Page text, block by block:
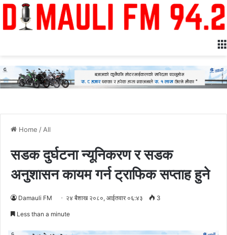
Home / All
सडक दुर्घटना न्यूनिकरण र सडक
अनुशासन कायम गर्न ट्राफिक सप्ताह हुने
Damauli FM २४ बैशाख २०८०, आईतवार ०६:४३ 3
Less than a minute